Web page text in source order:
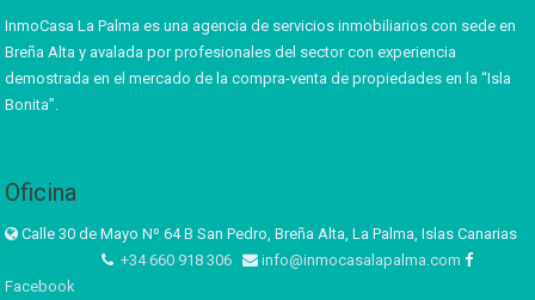
InmoCasa La Palma es una agencia de servicios inmobiliarios con sede en
Breña Alta y avalada por profesionales del sector con experiencia
demostrada en el mercado de la compra-venta de propiedades en la “Isla
Bonita”.
Oficina
Calle 30 de Mayo Nº 64 B San Pedro, Breña Alta, La Palma, Islas Canarias
+34 660 918 306
info@inmocasalapalma.com
Facebook